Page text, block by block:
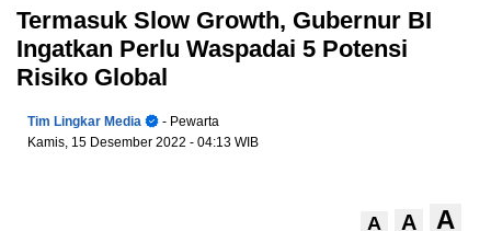
Termasuk Slow Growth, Gubernur BI
Ingatkan Perlu Waspadai 5 Potensi
Risiko Global
Tim Lingkar Media
- Pewarta
Kamis, 15 Desember 2022 - 04:13 WIB
A A A